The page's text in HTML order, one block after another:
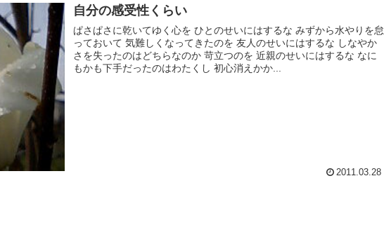
自分の感受性くらい
ぱさぱさに乾いてゆく心を ひとのせいにはするな みずから水やりを怠
っておいて 気難しくなってきたのを 友人のせいにはするな しなやか
さを失ったのはどちらなのか 苛立つのを 近親のせいにはするな なに
もかも下手だったのはわたくし 初心消えかか...
2011.03.28